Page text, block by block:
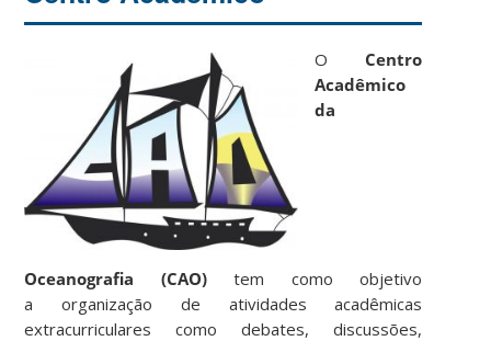
O Centro
Acadêmico
da
Oceanografia (CAO)tem como objetivo
a organização de atividades acadêmicas
extracurriculares como debates, discussões,